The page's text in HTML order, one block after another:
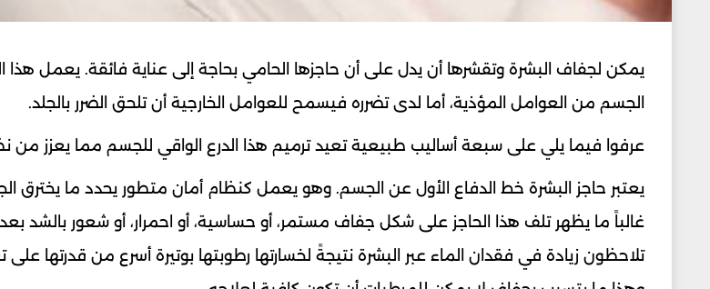
يمكن لجفاف البشرة وتقشرها أن يدل على أن حاجزها الحامي بحاجة إلى عناية فائقة. يعمل هذا
الجسم من العوامل المؤذية، أما لدى تضرره فيسمح للعوامل الخارجية أن تلحق الضرر بالجلد.
عرفوا فيما يلي على سبعة أساليب طبيعية تعيد ترميم هذا الدرع الواقي للجسم مما يعزز من
يعتبر حاجز البشرة خط الدفاع الأول عن الجسم. وهو يعمل كنظام أمان متطور يحدد ما يخترق
غالباً ما يظهر تلف هذا الحاجز على شكل جفاف مستمر، أو حساسية، أو احمرار، أو شعور بالشد
تلاحظون زيادة في فقدان الماء عبر البشرة نتيجةً لخسارتها رطوبتها بوتيرة أسرع من قدرتها